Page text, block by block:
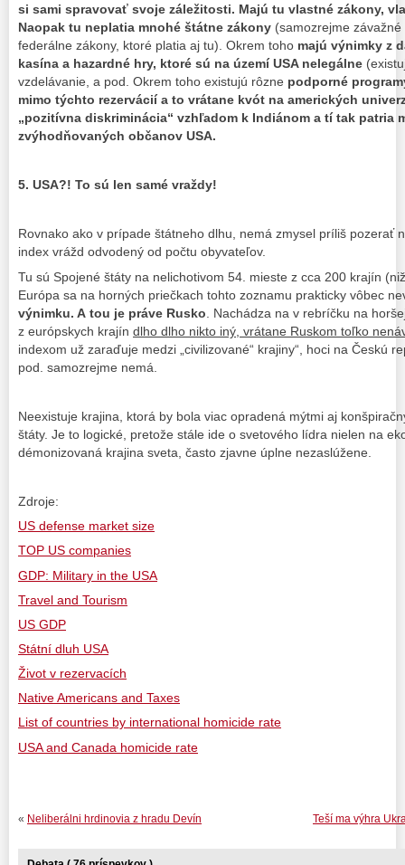
si sami spravovať svoje záležitosti. Majú tu vlastné zákony,
Naopak tu neplatia mnohé štátne zákony (samozrejme
federálne zákony, ktoré platia aj tu). Okrem toho majú výnimky z
kasína a hazardné hry, ktoré sú na území USA nelegálne
vzdelávanie, a pod. Okrem toho existujú rôzne podporné
mimo týchto rezervácií a to vrátane kvót na amerických
„pozitívna diskriminácia“ vzhľadom k Indiánom a tí tak patria
zvýhodňovaných občanov USA.
5. USA?! To sú len samé vraždy!
Rovnako ako v prípade štátneho dlhu, nemá zmysel príliš pozerať
index vrážd odvodený od počtu obyvateľov.
Tu sú Spojené štáty na nelichotivom 54. mieste z cca 200 krajín
Európa sa na horných priečkach tohto zoznamu prakticky vôbec
výnimku. A tou je práve Rusko . Nachádza na v rebríčku na
z európskych krajín dlho dlho nikto iný, vrátane Ruskom toľko
indexom už zaraďuje medzi „civilizované“ krajiny“, hoci na Českú
pod. samozrejme nemá.
Neexistuje krajina, ktorá by bola viac opradená mýtmi aj
štáty. Je to logické, pretože stále ide o svetového lídra nielen na
démonizovaná krajina sveta, často zjavne úplne nezaslúžene.
Zdroje:
US defense market size
TOP US companies
GDP: Military in the USA
Travel and Tourism
US GDP
Státní dluh USA
Život v rezervacích
Native Americans and Taxes
List of countries by international homicide rate
USA and Canada homicide rate
Teší ma výhra
« Neliberálni hrdinovia z hradu Devín